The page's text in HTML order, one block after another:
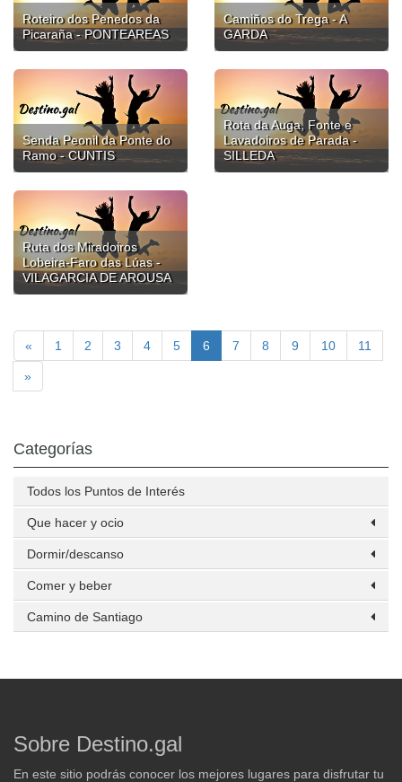
Roteiro dos Penedos da
Picaraña - PONTEAREAS
Camiños do Trega - A
GARDA
Senda Peonil da Ponte do
Ramo - CUNTIS
Rota da Auga, Fonte e
Lavadoiros de Parada -
SILLEDA
Ruta dos Miradoiros
Lobeira-Faro das Lúas -
VILAGARCIA DE AROUSA
« 1 2 3 4 5 6 7 8 9 10 11
»
Categorías
Todos los Puntos de Interés
Que hacer y ocio
Dormir/descanso
Comer y beber
Camino de Santiago
Sobre Destino.gal
En este sitio podrás conocer los mejores lugares para disfrutar tu